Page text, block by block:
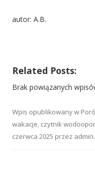
autor: A.B.
Related Posts:
Brak powiązanych
Wpis opublikowany w
wakacje, czytnik
czerwca 2025 przez admin.